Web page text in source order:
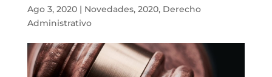
Ago 3, 2020| Novedades, 2020, Derecho
Administrativo